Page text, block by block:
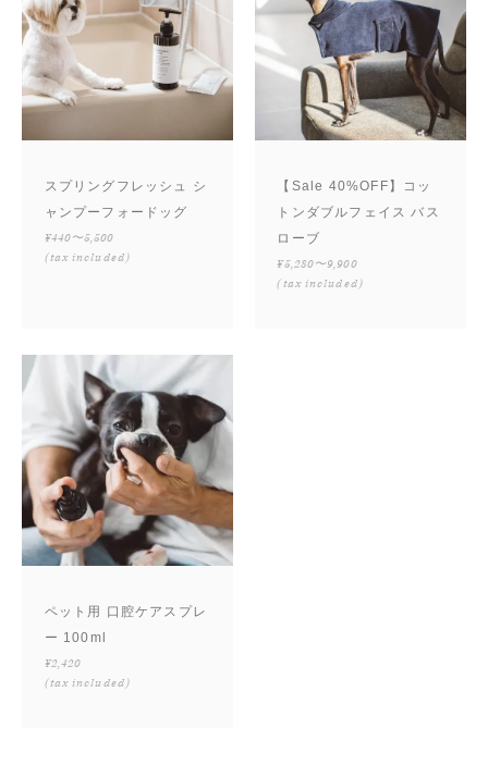
スプリングフレッシュ シ
ャンプーフォードッグ
¥440〜5,500
(tax included)
【Sale 40%OFF】コッ
トンダブルフェイス バス
ローブ
¥5,280〜9,900
(tax included)
ペット用 口腔ケアスプレ
ー 100ml
¥2,420
(tax included)